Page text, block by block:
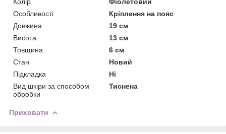
Особливості
Кріплення на пояс
Довжина
19 см
Висота
13 см
Товщина
6 см
Стан
Новий
Підкладка
Ні
Вид шкіри за способом
обробки
Тиснена
Приховати